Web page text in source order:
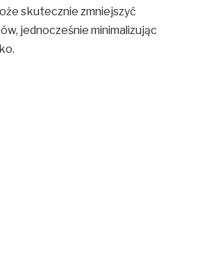
skutecznie zmniejszyć
jednocześnie minimalizując